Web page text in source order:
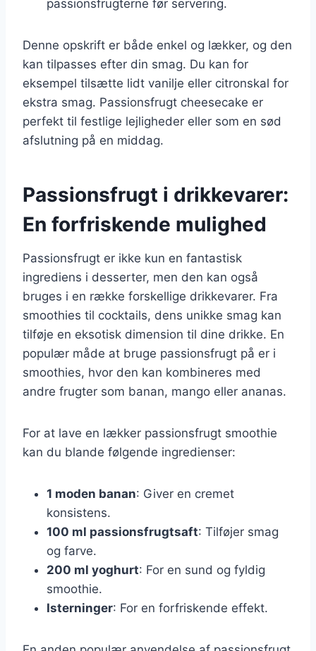
passionsfrugterne før servering.
Denne opskrift er både enkel og lækker, og den
kan tilpasses efter din smag. Du kan for
eksempel tilsætte lidt vanilje eller citronskal for
ekstra smag. Passionsfrugt cheesecake er
perfekt til festlige lejligheder eller som en sød
afslutning på en middag.
Passionsfrugt i drikkevarer:
En forfriskende mulighed
Passionsfrugt er ikke kun en fantastisk
ingrediens i desserter, men den kan også
bruges i en række forskellige drikkevarer. Fra
smoothies til cocktails, dens unikke smag kan
tilføje en eksotisk dimension til dine drikke. En
populær måde at bruge passionsfrugt på er i
smoothies, hvor den kan kombineres med
andre frugter som banan, mango eller ananas.
For at lave en lækker passionsfrugt smoothie
kan du blande følgende ingredienser:
1 moden banan: Giver en cremet
konsistens.
100 ml passionsfrugtsaft: Tilføjer smag
og farve.
200 ml yoghurt: For en sund og fyldig
smoothie.
Isterninger: For en forfriskende effekt.